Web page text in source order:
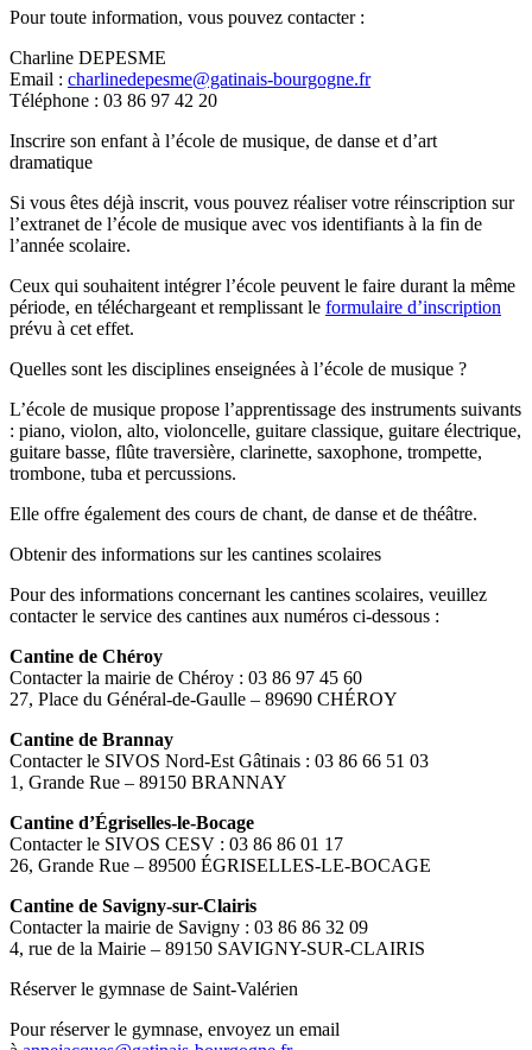
Pour toute information, vous pouvez contacter :
Charline DEPESME
Email : charlinedepesme@gatinais-bourgogne.fr
Téléphone : 03 86 97 42 20
Inscrire son enfant à l’école de musique, de danse et d’art
dramatique
Si vous êtes déjà inscrit, vous pouvez réaliser votre réinscription sur
l’extranet de l’école de musique avec vos identifiants à la fin de
l’année scolaire.
Ceux qui souhaitent intégrer l’école peuvent le faire durant la même
période, en téléchargeant et remplissant le formulaire d’inscription
prévu à cet effet.
Quelles sont les disciplines enseignées à l’école de musique ?
L’école de musique propose l’apprentissage des instruments suivants
: piano, violon, alto, violoncelle, guitare classique, guitare électrique,
guitare basse, flûte traversière, clarinette, saxophone, trompette,
trombone, tuba et percussions.
Elle offre également des cours de chant, de danse et de théâtre.
Obtenir des informations sur les cantines scolaires
Pour des informations concernant les cantines scolaires, veuillez
contacter le service des cantines aux numéros ci-dessous :
Cantine de Chéroy
Contacter la mairie de Chéroy : 03 86 97 45 60
27, Place du Général-de-Gaulle – 89690 CHÉROY
Cantine de Brannay
Contacter le SIVOS Nord-Est Gâtinais : 03 86 66 51 03
1, Grande Rue – 89150 BRANNAY
Cantine d’Égriselles-le-Bocage
Contacter le SIVOS CESV : 03 86 86 01 17
26, Grande Rue – 89500 ÉGRISELLES-LE-BOCAGE
Cantine de Savigny-sur-Clairis
Contacter la mairie de Savigny : 03 86 86 32 09
4, rue de la Mairie – 89150 SAVIGNY-SUR-CLAIRIS
Réserver le gymnase de Saint-Valérien
Pour réserver le gymnase, envoyez un email